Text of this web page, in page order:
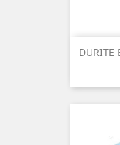
DURITE